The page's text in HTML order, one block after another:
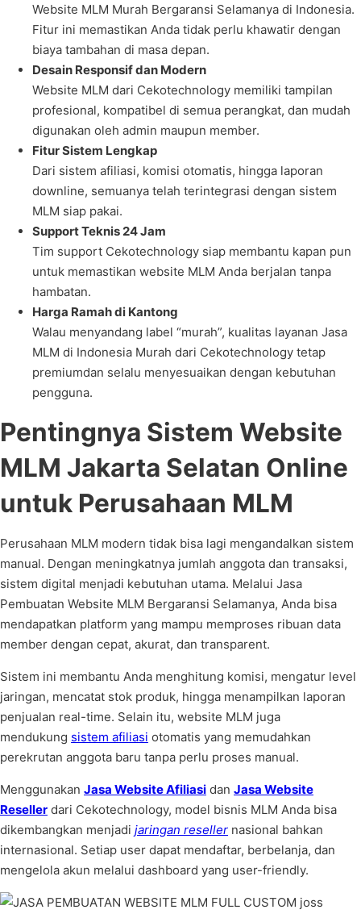
Website MLM Murah Bergaransi Selamanya di Indonesia.
Fitur ini memastikan Anda tidak perlu khawatir dengan
biaya tambahan di masa depan.
Desain Responsif dan Modern
Website MLM dari Cekotechnology memiliki tampilan
profesional, kompatibel di semua perangkat, dan mudah
digunakan oleh admin maupun member.
Fitur Sistem Lengkap
Dari sistem afiliasi, komisi otomatis, hingga laporan
downline, semuanya telah terintegrasi dengan sistem
MLM siap pakai.
Support Teknis 24 Jam
Tim support Cekotechnology siap membantu kapan pun
untuk memastikan website MLM Anda berjalan tanpa
hambatan.
Harga Ramah di Kantong
Walau menyandang label “murah”, kualitas layanan Jasa
MLM di Indonesia Murah dari Cekotechnology tetap
premiumdan selalu menyesuaikan dengan kebutuhan
pengguna.
Pentingnya Sistem Website
MLM Jakarta Selatan Online
untuk Perusahaan MLM
Perusahaan MLM modern tidak bisa lagi mengandalkan sistem
manual. Dengan meningkatnya jumlah anggota dan transaksi,
sistem digital menjadi kebutuhan utama. Melalui Jasa
Pembuatan Website MLM Bergaransi Selamanya, Anda bisa
mendapatkan platform yang mampu memproses ribuan data
member dengan cepat, akurat, dan transparent.
Sistem ini membantu Anda menghitung komisi, mengatur level
jaringan, mencatat stok produk, hingga menampilkan laporan
penjualan real-time. Selain itu, website MLM juga
mendukung sistem afiliasi otomatis yang memudahkan
perekrutan anggota baru tanpa perlu proses manual.
Menggunakan Jasa Website Afiliasi dan Jasa Website
Reseller dari Cekotechnology, model bisnis MLM Anda bisa
dikembangkan menjadi jaringan reseller nasional bahkan
internasional. Setiap user dapat mendaftar, berbelanja, dan
mengelola akun melalui dashboard yang user-friendly.